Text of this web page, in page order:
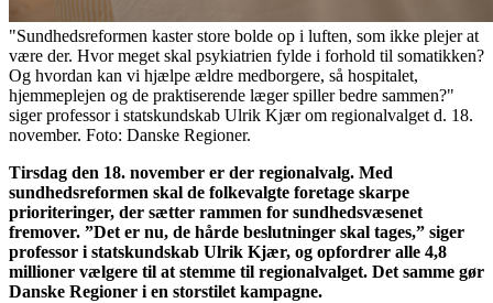
"Sundhedsreformen kaster store bolde op i luften, som ikke plejer at
være der. Hvor meget skal psykiatrien fylde i forhold til somatikken?
Og hvordan kan vi hjælpe ældre medborgere, så hospitalet,
hjemmeplejen og de praktiserende læger spiller bedre sammen?"
siger professor i statskundskab Ulrik Kjær om regionalvalget d. 18.
november. Foto: Danske Regioner.
Tirsdag den 18. november er der regionalvalg. Med
sundhedsreformen skal de folkevalgte foretage skarpe
prioriteringer, der sætter rammen for sundhedsvæsenet
fremover. ”Det er nu, de hårde beslutninger skal tages,” siger
professor i statskundskab Ulrik Kjær, og opfordrer alle 4,8
millioner vælgere til at stemme til regionalvalget. Det samme gør
Danske Regioner i en storstilet kampagne.